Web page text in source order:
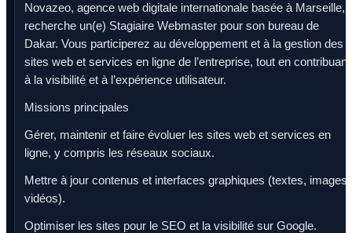
Novazeo, agence web digitale internationale basée à Marseille,
recherche un(e) Stagiaire Webmaster pour son bureau de
Dakar. Vous participerez au développement et à la gestion des
sites web et services en ligne de l’entreprise, tout en contribuant
à la visibilité et à l’expérience utilisateur.
Missions principales
Gérer, maintenir et faire évoluer les sites web et services en
ligne, y compris les réseaux sociaux.
Mettre à jour contenus et interfaces graphiques (textes, images,
vidéos).
Optimiser les sites pour le SEO et la visibilité sur Google.